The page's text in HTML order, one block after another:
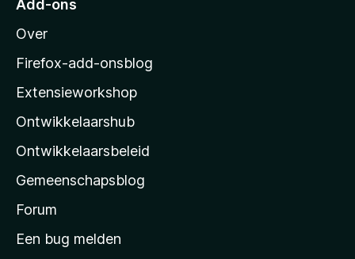
o
z
l
l
a
s
s
t
Add-ons
Over
Firefox-add-onsblog
Extensieworkshop
Ontwikkelaarshub
Ontwikkelaarsbeleid
Gemeenschapsblog
Forum
Een bug melden